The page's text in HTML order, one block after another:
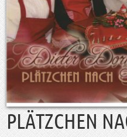
PLÄTZCHEN